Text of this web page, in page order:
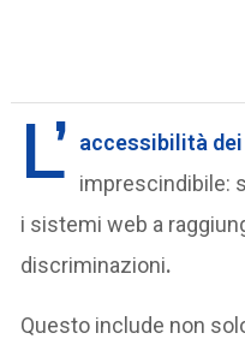
L’ accessibilità
imprescindibile:
i sistemi web a
discriminazioni.
Questo include non